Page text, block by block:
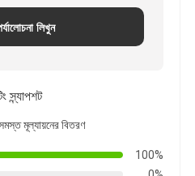
লিখুন
স্ন্যাপশট
মূল্যায়নের বিতরণ
100%